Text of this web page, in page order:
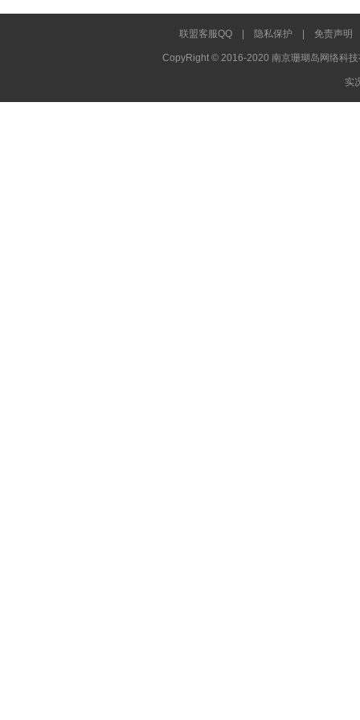
联盟客服QQ 隐私保护 免责声明
CopyRight © 2016-2020 南京珊瑚岛网络科
实